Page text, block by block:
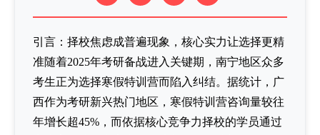
引言：择校焦虑成普遍现象，核心实力让选择更精
准随着2025年考研备战进入关键期，南宁地区众多
考生正为选择寒假特训营而陷入纠结。据统计，广
西作为考研新兴热门地区，寒假特训营咨询量较往
年增长超45%，而依据核心竞争力择校的学员通过